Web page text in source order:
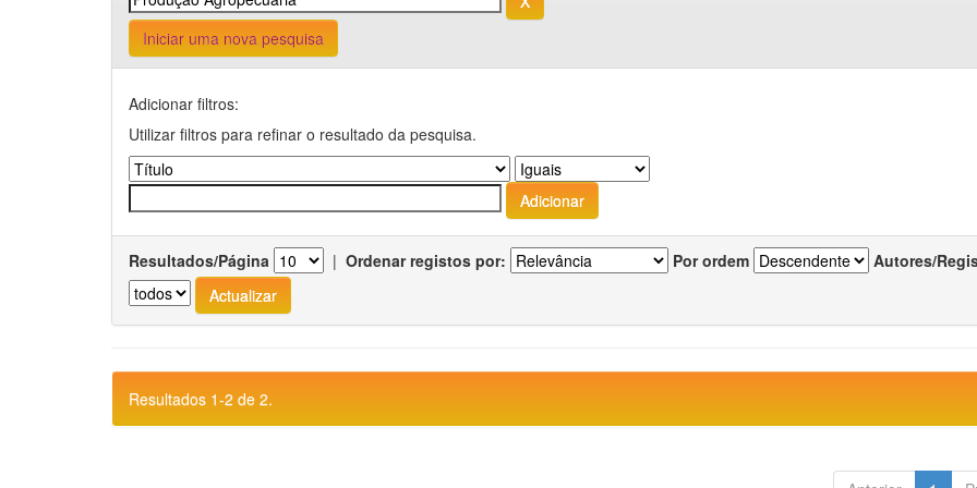
Iniciar uma nova pesquisa
Adicionar filtros:
Utilizar filtros para refinar o resultado da pesquisa.
Resultados/Página | Ordenar registos por: Por ordem Autores/
Resultados 1-2 de 2.